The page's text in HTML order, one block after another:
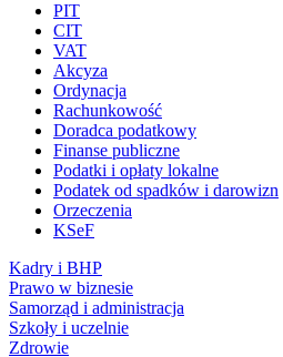
PIT
CIT
VAT
Akcyza
Ordynacja
Rachunkowość
Doradca podatkowy
Finanse publiczne
Podatki i opłaty lokalne
Podatek od spadków i darowizn
Orzeczenia
KSeF
Kadry i BHP
Prawo w biznesie
Samorząd i administracja
Szkoły i uczelnie
Zdrowie